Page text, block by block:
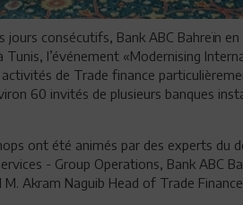
jours consécutifs, Bank ABC Bahreïn
Tunis, l’événement «Modernising
de Trade finance
60 invités de plusieurs banques
ont été animés par des experts du
- Group Operations, Bank ABC
M. Akram Naguib Head of Trade